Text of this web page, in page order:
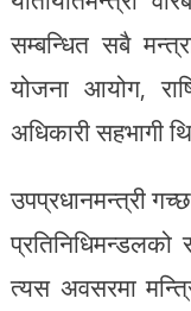
सम्बन्धित सबै
योजना आयोग,
अधिकारी सहभागी
उपप्रधानमन्त्री
त्यस अवसरमा